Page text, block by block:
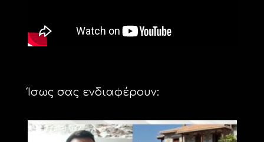
Ίσως σας ενδιαφέρουν: